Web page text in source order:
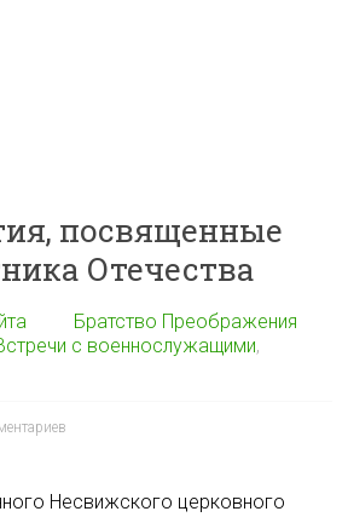
посвященные
Отечества
Братство Преображения
с военнослужащими,
Несвижского церковного